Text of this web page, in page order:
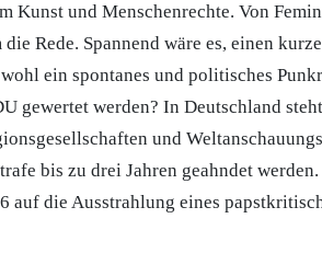
Kunst und Menschenrechte. Von
Rede. Spannend wäre es, einen
ein spontanes und politisches
gewertet werden? In Deutschland
und
bis zu drei Jahren geahndet
auf die Ausstrahlung eines